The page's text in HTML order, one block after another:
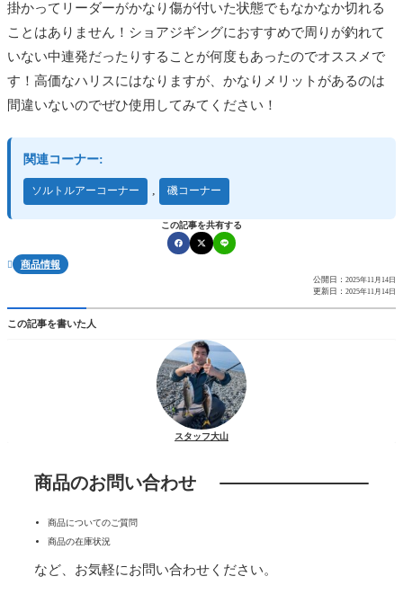
掛かってリーダーがかなり傷が付いた状態でもなかなか切れる
ことはありません！ショアジギングにおすすめで周りが釣れて
いない中連発だったりすることが何度もあったのでオススメで
す！高価なハリスにはなりますが、かなりメリットがあるのは
間違いないのでぜひ使用してみてください！
関連コーナー:
ソルトルアーコーナー , 磯コーナー
この記事を共有する
 商品情報
公開日： 2025年11月14日
更新日： 2025年11月14日
この記事を書いた人
スタッフ大山
商品のお問い合わせ
商品についてのご質問
商品の在庫状況
など、お気軽にお問い合わせください。